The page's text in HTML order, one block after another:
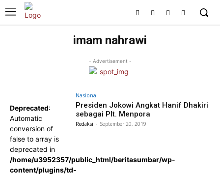
imam nahrawi
- Advertisement -
Deprecated:
Automatic
conversion of
false to array is
deprecated in
/home/u3952357/public_html/beritasumbar/wp-
content/plugins/td-
Nasional
Presiden Jokowi Angkat Hanif Dhakiri
sebagai Plt. Menpora
Redaksi - September 20, 2019